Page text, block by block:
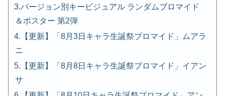
バージョン別キービジュアル ランダムブロマイド
＆ポスター 第2弾
【更新】「8月3日キャラ生誕祭ブロマイド」ムアラ
ニ
【更新】「8月8日キャラ生誕祭ブロマイド」イアン
サ